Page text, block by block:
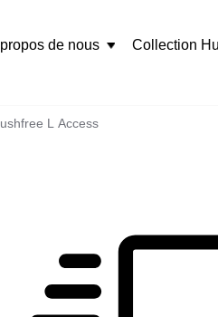
de nous Collection
L Access